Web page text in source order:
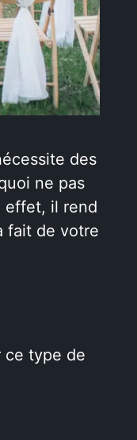
des
ne pas
effet, il rend
fait de votre
ce type de